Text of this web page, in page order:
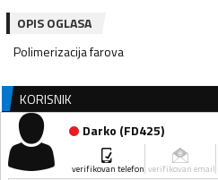
OPIS OGLASA
Polimerizacija farova
KORISNIK
Darko (FD425)
verifikovan telefon verifikovan email